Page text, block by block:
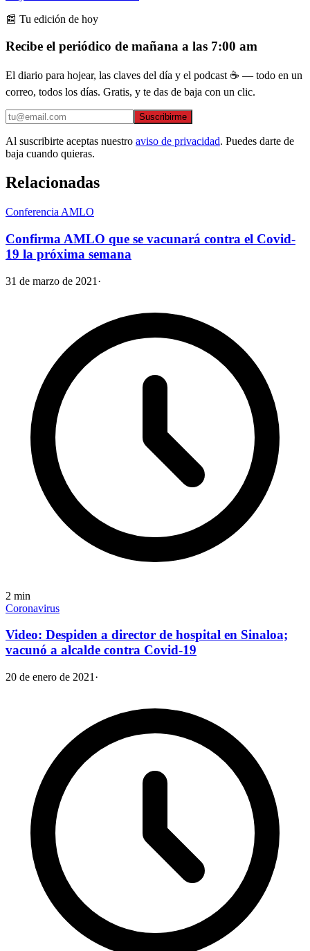
📰 Tu edición de hoy
Recibe el periódico de mañana a las 7:00 am
El diario para hojear, las claves del día y el podcast ☕ — todo en un
correo, todos los días. Gratis, y te das de baja con un clic.
Suscribirme
Al suscribirte aceptas nuestro aviso de privacidad. Puedes darte de
baja cuando quieras.
Relacionadas
Conferencia AMLO
Confirma AMLO que se vacunará contra el Covid-
19 la próxima semana
31 de marzo de 2021 ·
2 min
Coronavirus
Video: Despiden a director de hospital en Sinaloa;
vacunó a alcalde contra Covid-19
20 de enero de 2021 ·